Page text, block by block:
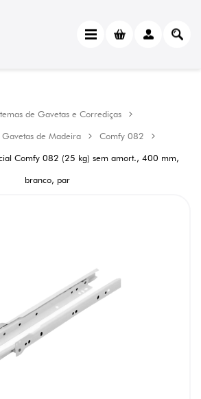
de Gavetas e Corrediças
de Madeira
Comfy 082
Comfy 082 (25 kg) sem amort., 400 mm,
branco, par